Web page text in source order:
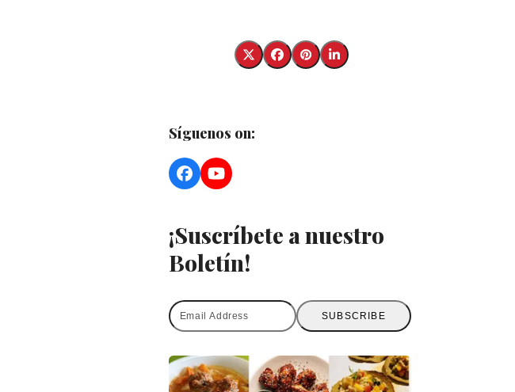
Síguenos on:
Facebook
YouTube
¡Suscríbete a nuestro
Boletín!
Email
Address
SUBSCRIBE